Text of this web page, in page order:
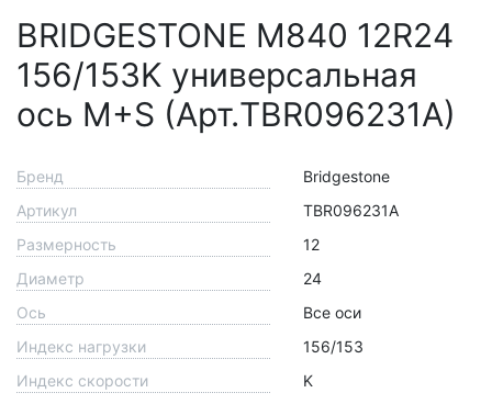
BRIDGESTONE M840 12R24
156/153K универсальная
ось M+S (Арт.TBR096231A)
Бренд
Bridgestone
Артикул
TBR096231A
Размерность
12
Диаметр
24
Ось
Все оси
Индекс нагрузки
156/153
Индекс скорости
K